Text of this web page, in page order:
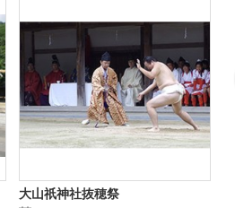
大山祇神社抜穂祭